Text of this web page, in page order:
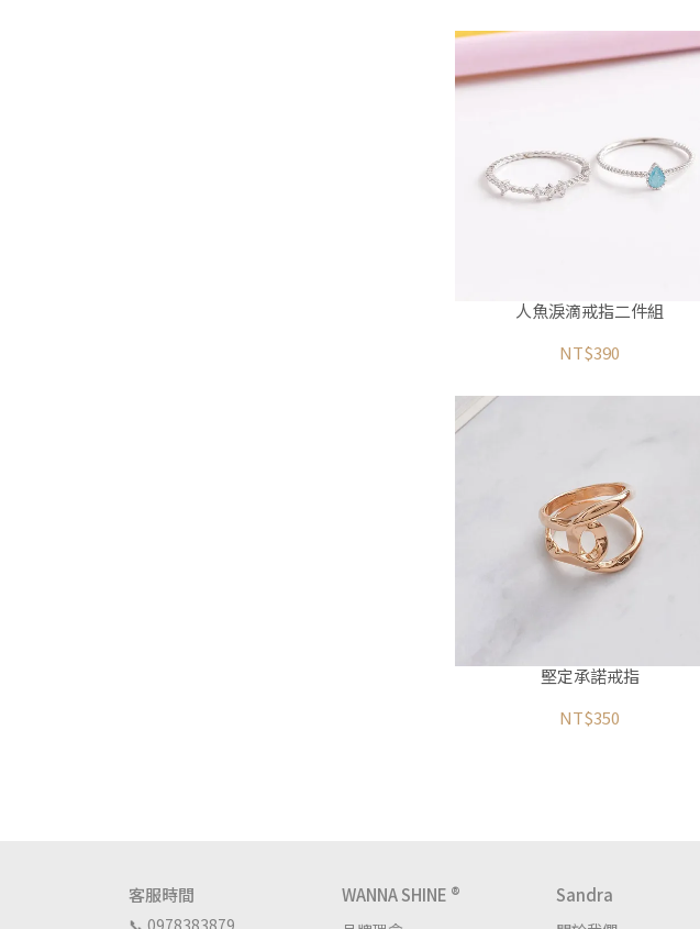
人魚淚滴戒指二件組
NT$390
堅定承諾戒指
NT$350
客服時間
📞 0978383879
WANNA SHINE ® Sandra